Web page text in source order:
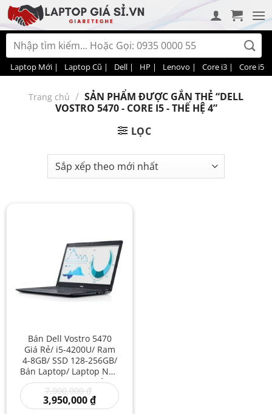
Bỏ
qua
nội
dung
Tìm
kiếm:
Laptop Mới | Laptop Cũ | Dell | HP | Lenovo | Core i3 | Core i5 |
Trang chủ / SẢN PHẨM ĐƯỢC GẮN THẺ “DELL
VOSTRO 5470 - CORE I5 - THẾ HỆ 4”
LỌC
Bán Dell Vostro 5470
Giá Rẻ/ i5-4200U/ Ram
4-8GB/ SSD 128-256GB/
Bán Laptop/ Laptop Nhẹ
Thời Trang Giá Rẻ/
Laptop Dell Xách Tay
Mỏng Đẹp
7,000,000₫
gốc
là:
3,950,000₫Giá
hiện